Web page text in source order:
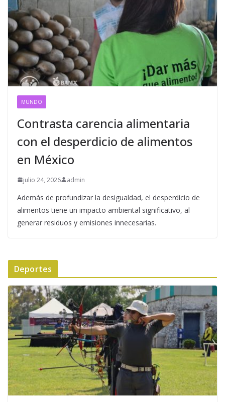
MUNDO
Contrasta carencia alimentaria
con el desperdicio de alimentos
en México
julio 24, 2026 admin
Además de profundizar la desigualdad, el desperdicio de
alimentos tiene un impacto ambiental significativo, al
generar residuos y emisiones innecesarias.
Deportes